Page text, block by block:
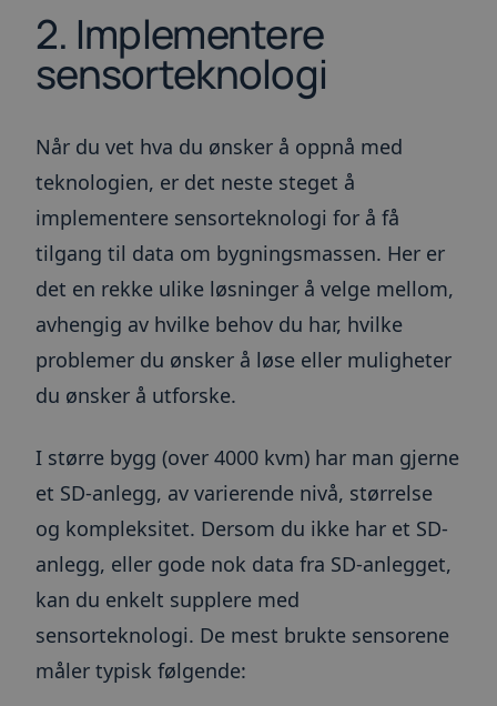
2. Implementere
sensorteknologi
Når du vet hva du ønsker å oppnå med
teknologien, er det neste steget å
implementere sensorteknologi for å få
tilgang til data om bygningsmassen. Her er
det en rekke ulike løsninger å velge mellom,
avhengig av hvilke behov du har, hvilke
problemer du ønsker å løse eller muligheter
du ønsker å utforske.
I større bygg (over 4000 kvm) har man gjerne
et SD-anlegg, av varierende nivå, størrelse
og kompleksitet. Dersom du ikke har et SD-
anlegg, eller gode nok data fra SD-anlegget,
kan du enkelt supplere med
sensorteknologi. De mest brukte sensorene
måler typisk følgende: